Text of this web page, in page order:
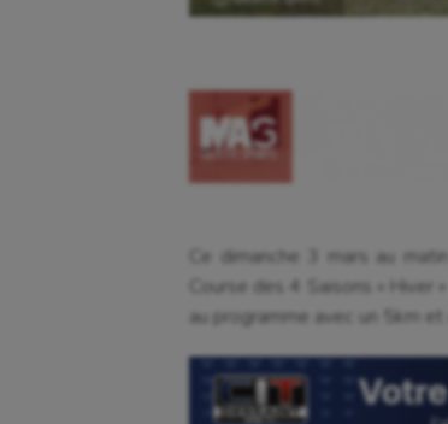
Ce dimanche 3 mars au
Course des 4 Saisons «
au programme avec un 5km et